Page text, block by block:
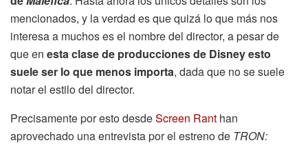
mencionados, y la verdad es que quizá lo que más nos
interesa a muchos es el nombre del director, a pesar de
que en esta clase de producciones de Disney esto
suele ser lo que menos importa, dada que no se suele
notar el estilo del director.
Precisamente por esto desdeScreen Rant han
aprovechado una entrevista por el estreno de TRON: